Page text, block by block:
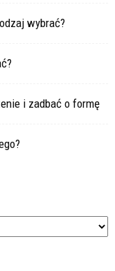
wybrać?
i zadbać o formę